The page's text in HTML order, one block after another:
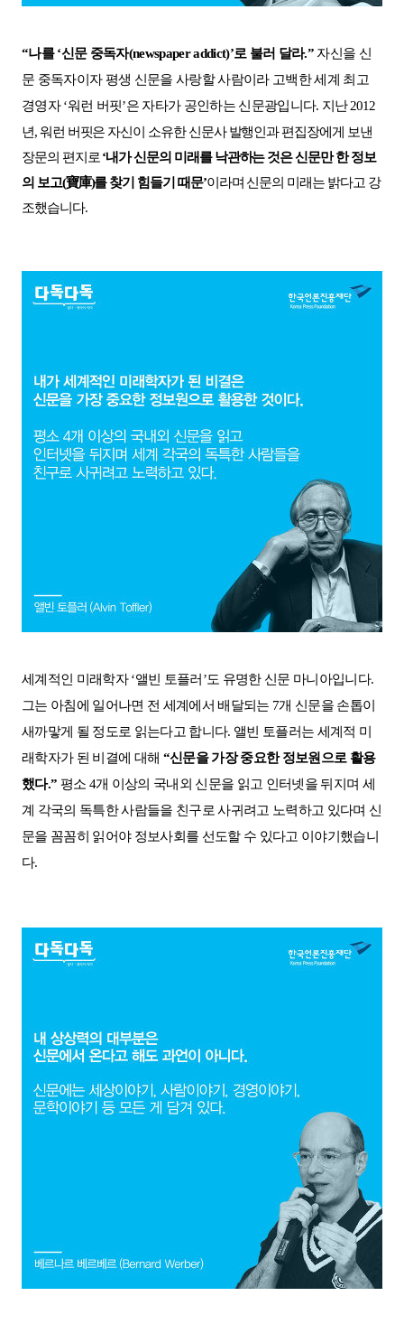
“나를‘신문 중독자(newspaper addict)’로 불러 달라.” 자신을 신
문 중독자이자 평생 신문을 사랑할 사람이라 고백한 세계 최고
경영자‘워런 버핏’은 자타가 공인하는 신문광입니다. 지난2012
년,워런 버핏은 자신이 소유한 신문사 발행인과 편집장에게 보낸
장문의 편지로 ‘내가 신문의 미래를 낙관하는 것은 신문만 한 정보
의 보고(寶庫)를 찾기 힘들기 때문’이라며 신문의 미래는 밝다고 강
조했습니다.
세계적인 미래학자‘앨빈 토플러 ’도 유명한 신문 마니아입니다.
그는 아침에 일어나면 전 세계에서 배달되는 7개 신문을 손톱이
새까맣게 될 정도로 읽는다고 합니다. 앨빈 토플러는 세계적 미
래학자가 된 비결에 대해 “신문을 가장 중요한 정보원으로 활용
했다.” 평소 4개 이상의 국내외 신문을 읽고 인터넷을 뒤지며 세
계 각국의 독특한 사람들을 친구로 사귀려고 노력하고 있다며 신
문을 꼼꼼히 읽어야 정보사회를 선도할 수 있다고 이야기했습니
다.